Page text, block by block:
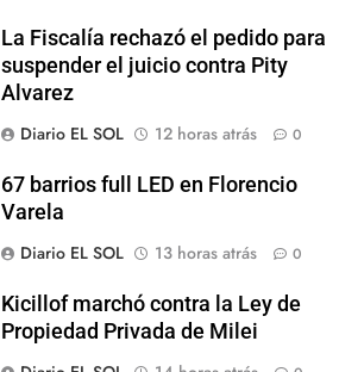
La Fiscalía rechazó el pedido para
suspender el juicio contra Pity
Alvarez
Diario EL SOL
12 horas atrás 0
67 barrios full LED en Florencio
Varela
Diario EL SOL
13 horas atrás 0
Kicillof marchó contra la Ley de
Propiedad Privada de Milei